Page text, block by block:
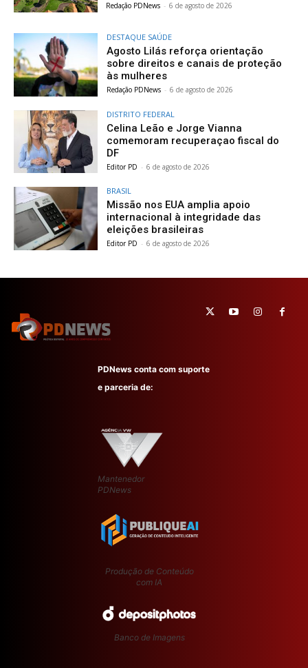
Redação PDNews - 6 de agosto de 2026
DESTAQUE SAÚDE
Agosto Lilás reforça orientação
sobre direitos e canais de proteção
às mulheres
Redação PDNews - 6 de agosto de 2026
DISTRITO FEDERAL
Celina Leão e Jorge Vianna
comemoram recuperaçao fiscal do
DF
Editor PD - 6 de agosto de 2026
BRASIL
Missão nos EUA amplia apoio
internacional à integridade das
eleições brasileiras
Editor PD - 6 de agosto de 2026
PDNews conta com suporte
e parceria de:
Mantenedor
PDNews
Produção de Conteúdo
com IA
Banco de Imagens